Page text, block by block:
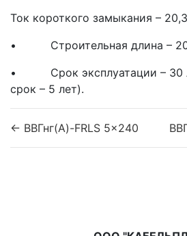
Ток короткого замыкания –
• Строительная длина –
• Срок эксплуатации – 30
срок – 5 лет).
← ВВГнг(A)-FRLS 5x240